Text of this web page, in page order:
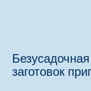
заготовок